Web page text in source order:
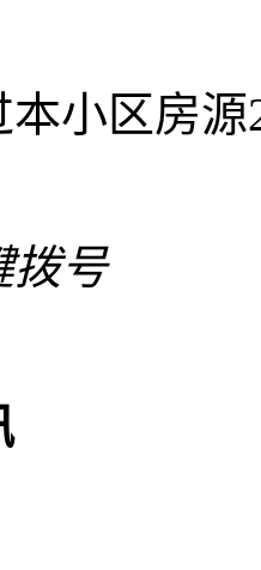
小区房
拨号